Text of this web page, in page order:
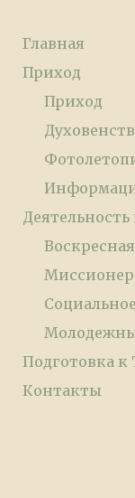
Главная
Приход
Приход
Подготовка к
Контакты